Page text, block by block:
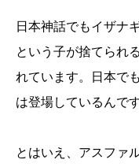
日本神話でもイザナ
という子が捨てられ
れています。日本で
は登場しているんです
とはいえ、アスファ